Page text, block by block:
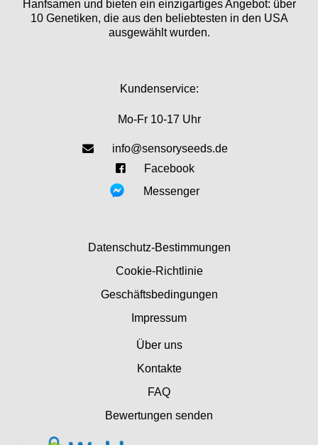
Hanfsamen und bieten ein einzigartiges Angebot: über
10 Genetiken, die aus den beliebtesten in den USA
ausgewählt wurden.
Kundenservice:
Mo-Fr 10-17 Uhr
info@sensoryseeds.de
Facebook
Messenger
Datenschutz-Bestimmungen
Cookie-Richtlinie
Geschäftsbedingungen
Impressum
Über uns
Kontakte
FAQ
Bewertungen senden